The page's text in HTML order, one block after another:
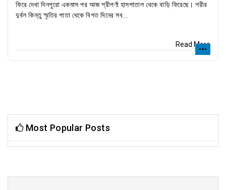
ফিরে দেখা দিনপুরো একমাস পর আজ শ্রীপর্ণা হাসপাতাল থেকে বাড়ি ফিরেছে। শরীর
দুর্বল কিন্তু স্মৃতির পাতা থেকে বিগত দিনের সব...
Read More
Most Popular Posts